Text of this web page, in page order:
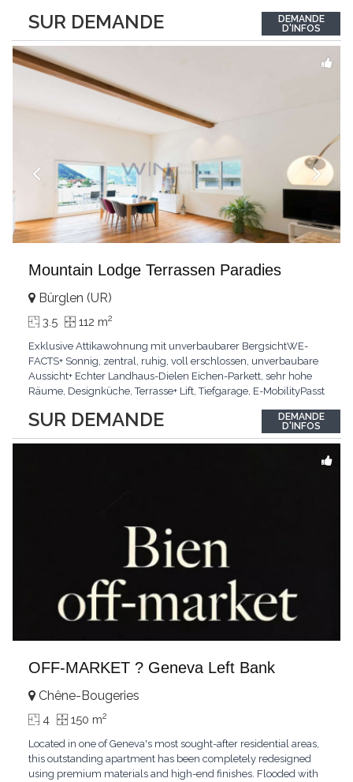
SUR DEMANDE
Wintergarten schaffen ein lichtdurchflutetes
Wunder.Interessiert? JETZT anrufen: +41 76 507 21 32
DEMANDE
D'INFOS
Mountain Lodge Terrassen Paradies
SUR DEMANDE
Bürglen (UR)
3.5 112 m2
Exklusive Attikawohnung mit unverbaubarer BergsichtWE-
FACTS+ Sonnig, zentral, ruhig, voll erschlossen, unverbaubare
Aussicht+ Echter Landhaus-Dielen Eichen-Parkett, sehr hohe
Räume, Designküche, Terrasse+ Lift, Tiefgarage, E-MobilityPasst
ArchitekturKLARTEXT: Grosszügig, sonnig und kompromisslos
hochwertig mit Logenplatz.Interessiert?...
DEMANDE
D'INFOS
OFF-MARKET ? Geneva Left Bank
Chêne-Bougeries
4 150 m2
Located in one of Geneva's most sought-after residential areas,
this outstanding apartment has been completely redesigned
using premium materials and high-end finishes. Flooded with